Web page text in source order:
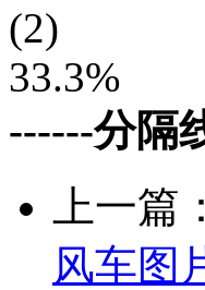
(2)
33.3%
------分隔
上一篇：
风车图